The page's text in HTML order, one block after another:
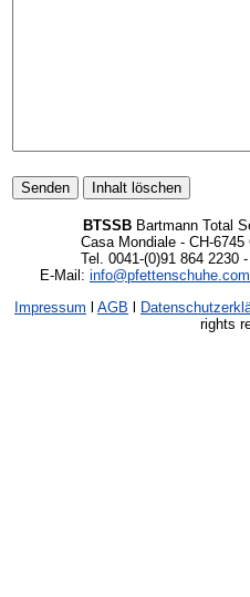
BTSSBBartmann Total
Casa Mondiale - CH-
Tel. 0041-(0)91 864 2230
E-Mail: info@pfettenschuhe.com
Impressum l AGB l
rights